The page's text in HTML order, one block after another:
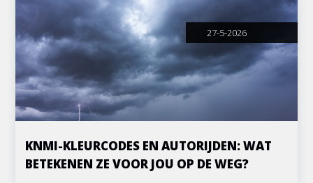
27-5-2026
KNMI-KLEURCODES EN AUTORIJDEN: WAT
BETEKENEN ZE VOOR JOU OP DE WEG?